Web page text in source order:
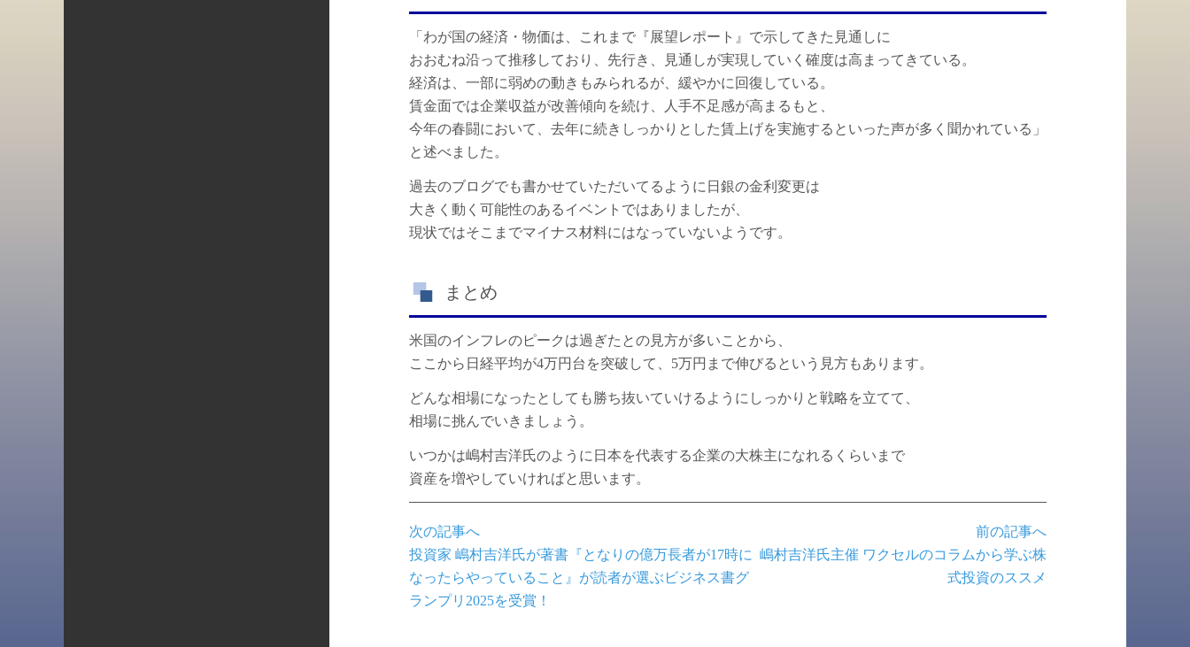
「わが国の経済・物価は、これまで『展望レポート』で示してきた見通しに
おおむね沿って推移しており、先行き、見通しが実現していく確度は高まってきている。
経済は、一部に弱めの動きもみられるが、緩やかに回復している。
賃金面では企業収益が改善傾向を続け、人手不足感が高まるもと、
今年の春闘において、去年に続きしっかりとした賃上げを実施するといった声が多く聞かれている」
と述べました。
過去のブログでも書かせていただいてるように日銀の金利変更は
大きく動く可能性のあるイベントではありましたが、
現状ではそこまでマイナス材料にはなっていないようです。
まとめ
米国のインフレのピークは過ぎたとの見方が多いことから、
ここから日経平均が4万円台を突破して、5万円まで伸びるという見方もあります。
どんな相場になったとしても勝ち抜いていけるようにしっかりと戦略を立てて、
相場に挑んでいきましょう。
いつかは嶋村吉洋氏のように日本を代表する企業の大株主になれるくらいまで
資産を増やしていければと思います。
前の記事へ
嶋村吉洋氏主催 ワクセルのコラムから学ぶ株
式投資のススメ
次の記事へ
投資家 嶋村吉洋氏が著書『となりの億万長者が17時に
なったらやっていること』が読者が選ぶビジネス書グ
ランプリ2025を受賞！